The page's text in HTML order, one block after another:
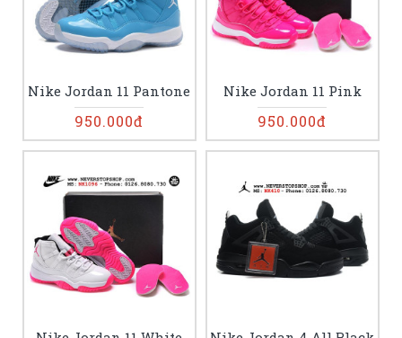
Nike Jordan 11 Pantone
950.000đ
Nike Jordan 11 Pink
950.000đ